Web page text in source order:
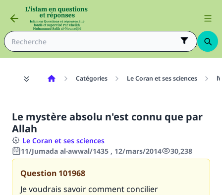
Catégories Le Coran et ses sciences
Le mystère absolu n'est connu que par
Allah
Le Coran et ses sciences
11/Jumada al-awwal/1435 , 12/mars/2014
30,238
Question 101968
Je voudrais savoir comment concilier